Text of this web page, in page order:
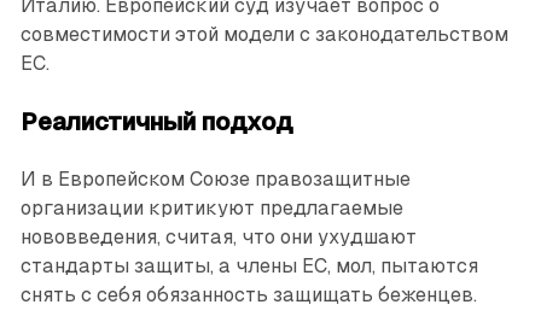
Италию. Европейский суд изучает вопрос о
совместимости этой модели с законодательством
ЕС.
Реалистичный подход
И в Европейском Союзе правозащитные
организации критикуют предлагаемые
нововведения, считая, что они ухудшают
стандарты защиты, а члены ЕС, мол, пытаются
снять с себя обязанность защищать беженцев.